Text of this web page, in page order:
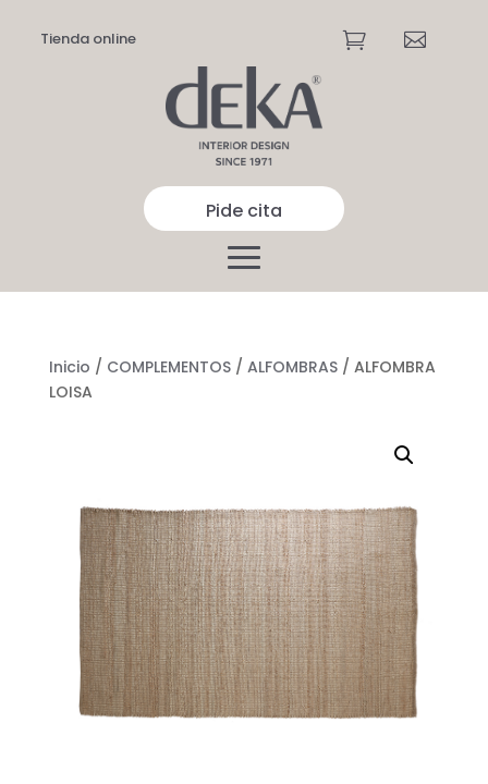
Tienda online  
Pide cita
Inicio / COMPLEMENTOS/ ALFOMBRAS/ ALFOMBRA
LOISA